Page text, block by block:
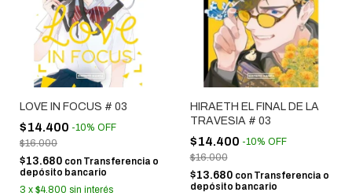
LOVE IN FOCUS # 03
$14.400 -10% OFF
$16.000
$13.680 con Transferencia o
depósito bancario
3 x $4.800 sin interés
HIRAETH EL FINAL DE LA
TRAVESIA # 03
$14.400 -10% OFF
$16.000
$13.680 con Transferencia o
depósito bancario